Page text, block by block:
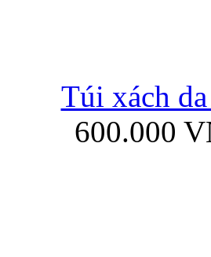
Bao da iPhone 5
Túi xách
600.000